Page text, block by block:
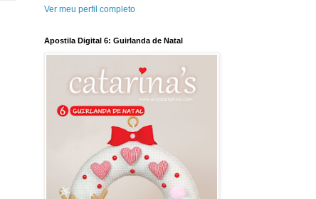
Ver meu perfil completo
Apostila Digital 6: Guirlanda de Natal